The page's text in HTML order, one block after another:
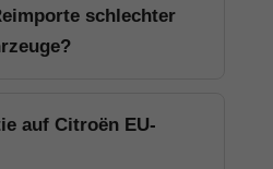
schlechter
auf Citroën EU-